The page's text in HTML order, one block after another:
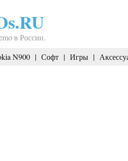
в России.
N900 | Софт | Игры |